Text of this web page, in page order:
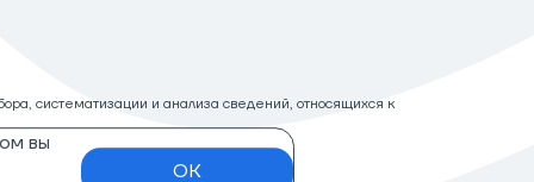
вы
OK
систематизации и анализа сведений, относящихся к